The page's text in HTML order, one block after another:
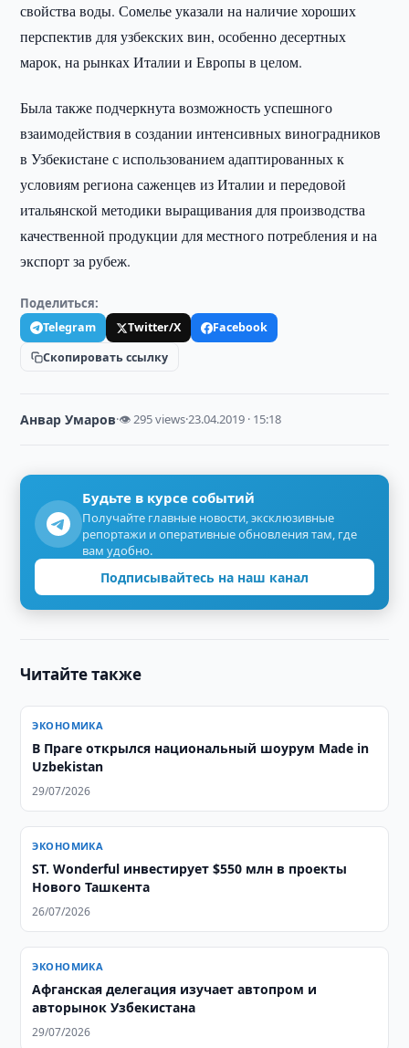
свойства воды. Сомелье указали на наличие хороших
перспектив для узбекских вин, особенно десертных
марок, на рынках Италии и Европы в целом.
Была также подчеркнута возможность успешного
взаимодействия в создании интенсивных виноградников
в Узбекистане с использованием адаптированных к
условиям региона саженцев из Италии и передовой
итальянской методики выращивания для производства
качественной продукции для местного потребления и на
экспорт за рубеж.
Поделиться:
Telegram Twitter/X
Facebook
Скопировать ссылку
Анвар Умаров·👁 295 views·23.04.2019 · 15:18
Будьте в курсе событий
Получайте главные новости, эксклюзивные
репортажи и оперативные обновления там, где
вам удобно.
Подписывайтесь на наш канал
Читайте также
ЭКОНОМИКА
В Праге открылся национальный шоурум Made in
Uzbekistan
29/07/2026
ЭКОНОМИКА
ST. Wonderful инвестирует $550 млн в проекты
Нового Ташкента
26/07/2026
ЭКОНОМИКА
Афганская делегация изучает автопром и
авторынок Узбекистана
29/07/2026